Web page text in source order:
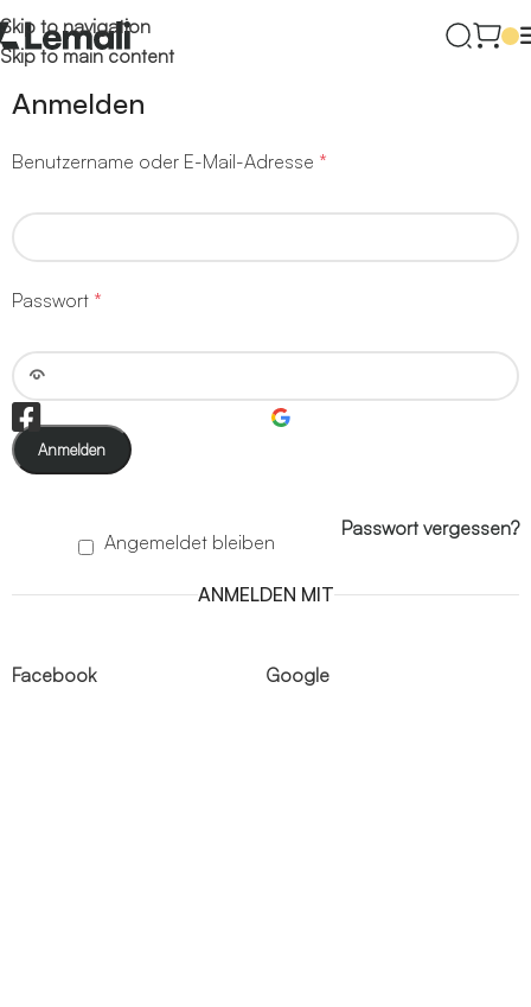
Skip to navigation
Skip to main content
Anmelden
Benutzername oder E-Mail-Adresse *
Passwort *
Anmelden
Passwort vergessen?
Angemeldet bleiben
ANMELDEN MIT
Facebook Google